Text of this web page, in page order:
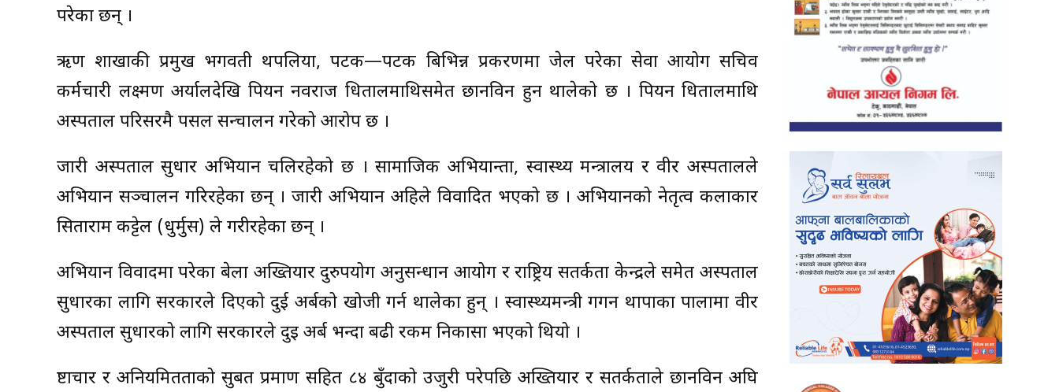
परेका छन् ।
ऋण शाखाकी प्रमुख भगवती थपलिया, पटक—पटक बिभिन्न प्रकरणमा जेल परेका सेवा आयोग सचिव
कर्मचारी लक्ष्मण अर्यालदेखि पियन नवराज धितालमाथिसमेत छानविन हुन थालेको छ । पियन धितालमाथि
अस्पताल परिसरमै पसल सन्चालन गरेको आरोप छ ।
जारी अस्पताल सुधार अभियान चलिरहेको छ । सामाजिक अभियान्ता, स्वास्थ्य मन्त्रालय र वीर अस्पतालले
अभियान सञ्चालन गरिरहेका छन् । जारी अभियान अहिले विवादित भएको छ । अभियानको नेतृत्व कलाकार
सिताराम कट्टेल (धुर्मुस) ले गरीरहेका छन् ।
अभियान विवादमा परेका बेला अख्तियार दुरुपयोग अनुसन्धान आयोग र राष्ट्रिय सतर्कता केन्द्रले समेत अस्पताल
सुधारका लागि सरकारले दिएको दुई अर्बको खोजी गर्न थालेका हुन् । स्वास्थ्यमन्त्री गगन थापाका पालामा वीर
अस्पताल सुधारको लागि सरकारले दुइ अर्ब भन्दा बढी रकम निकासा भएको थियो ।
भ्रष्टाचार र अनियमितताको सुबत प्रमाण सहित ८४ बुँदाको उजुरी परेपछि अख्तियार र सतर्कताले छानविन अघि